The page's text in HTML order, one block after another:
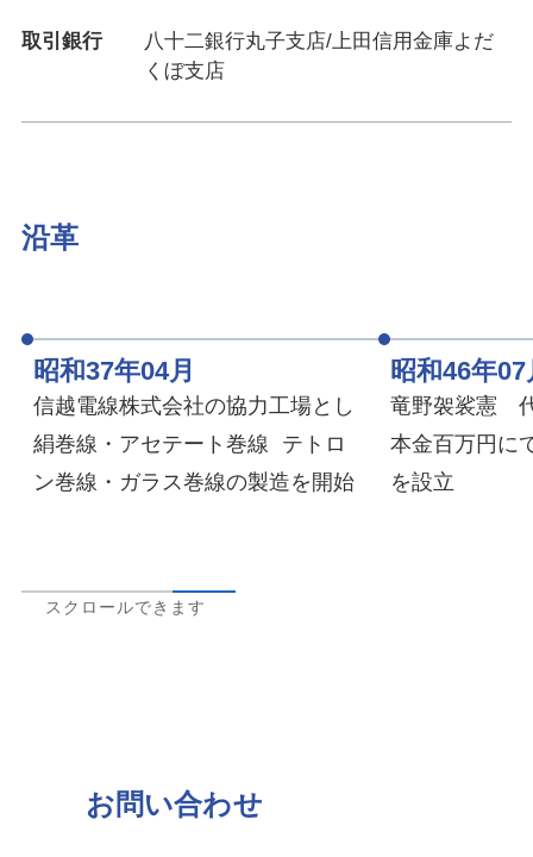
取引銀行
八十二銀行丸子支店/上田信用金庫よだ
くぼ支店
沿革
昭和37年04月
信越電線株式会社の協力工場とし
絹巻線・アセテート巻線 テトロ
ン巻線・ガラス巻線の製造を開始
昭和46年07
竜野袈裟憲
本金百万円に
を設立
スクロールできます
お問い合わせ